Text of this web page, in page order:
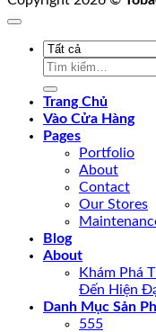
Tìm
Trang Chủ
Vào Cửa Hàng
Pages
Portfolio
About
Contact
Our Stores
Blog
About
Khám Phá
Đến Hiện
Danh Mục Sản
555